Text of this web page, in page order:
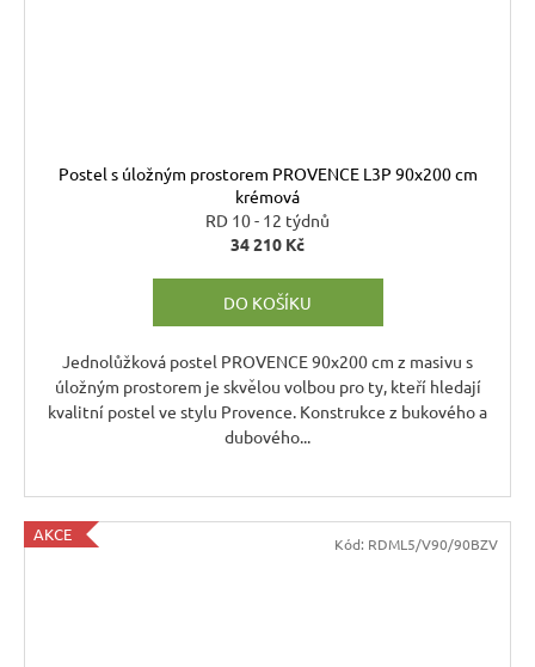
Postel s úložným prostorem PROVENCE L3P 90x200 cm
krémová
RD 10 - 12 týdnů
34 210 Kč
DO KOŠÍKU
Jednolůžková postel PROVENCE 90x200 cm z masivu s
úložným prostorem je skvělou volbou pro ty, kteří hledají
kvalitní postel ve stylu Provence. Konstrukce z bukového a
dubového...
AKCE Kód: RDML5/V90/90BZV